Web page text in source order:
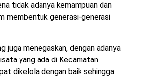
tidak adanya kemampuan dan
membentuk generasi-generasi
juga menegaskan, dengan adanya
yang ada di Kecamatan
dikelola dengan baik sehingga